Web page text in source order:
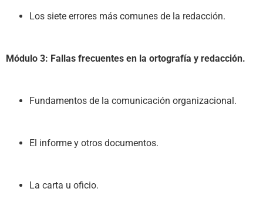
Los siete errores más comunes de la redacción.
Módulo 3: Fallas frecuentes en la ortografía y redacción.
Fundamentos de la comunicación organizacional.
El informe y otros documentos.
La carta u oficio.